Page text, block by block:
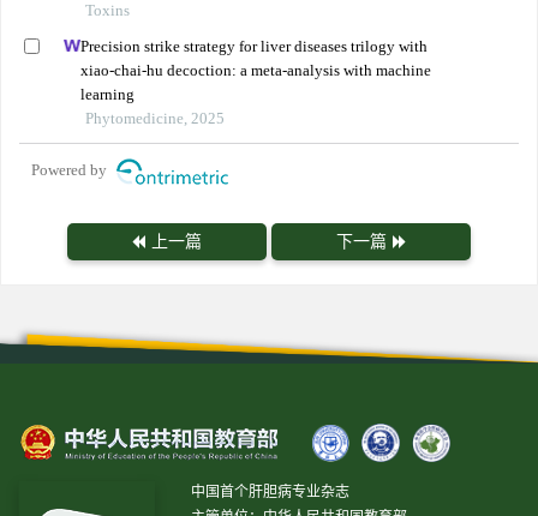
Toxins
Precision strike strategy for liver diseases trilogy with
xiao-chai-hu decoction: a meta-analysis with machine
learning
Phytomedicine, 2025
Powered by
上一篇 下一篇
中国首个肝胆病专业杂志